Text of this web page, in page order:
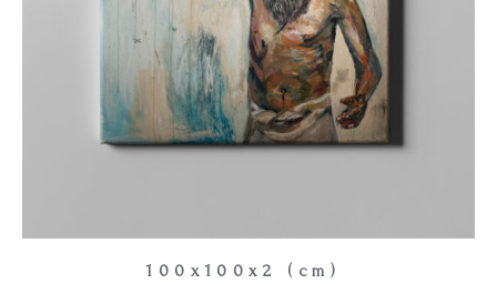
100x100x2 (cm)